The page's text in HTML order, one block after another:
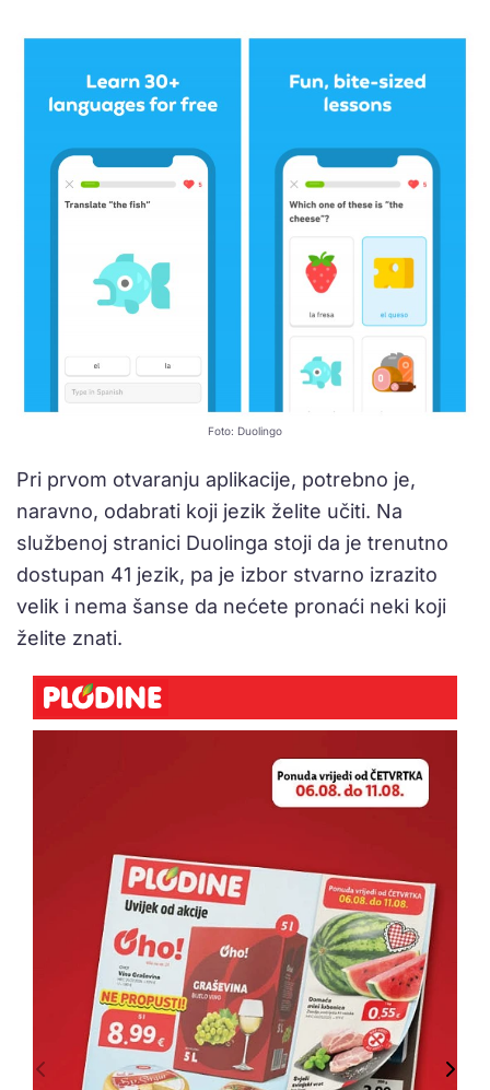
Foto: Duolingo
Pri prvom otvaranju aplikacije, potrebno je,
naravno, odabrati koji jezik želite učiti. Na
službenoj stranici Duolinga stoji da je trenutno
dostupan 41 jezik, pa je izbor stvarno izrazito
velik i nema šanse da nećete pronaći neki koji
želite znati.